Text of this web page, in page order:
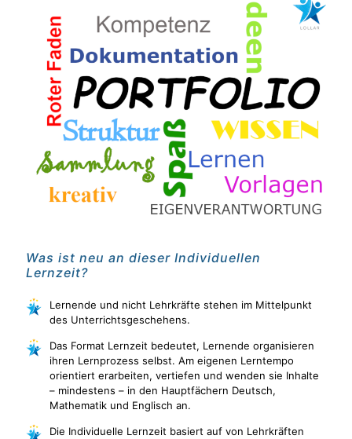
Was ist neu an dieser Individuellen
Lernzeit?
Lernende und nicht Lehrkräfte stehen im Mittelpunkt
des Unterrichtsgeschehens.
Das Format Lernzeit bedeutet, Lernende organisieren
ihren Lernprozess selbst. Am eigenen Lerntempo
orientiert erarbeiten, vertiefen und wenden sie Inhalte
– mindestens – in den Hauptfächern Deutsch,
Mathematik und Englisch an.
Die Individuelle Lernzeit basiert auf von Lehrkräften